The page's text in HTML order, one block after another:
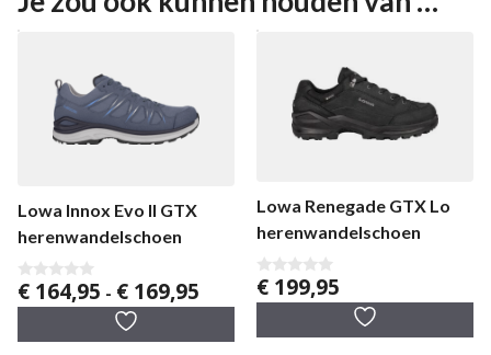
Lowa Innox Evo II GTX
herenwandelschoen
0
v
€ 164,95 - € 169,95 Prijsklasse:
€ 164,95
Lowa Renegade GTX Lo
herenwandelschoen
0
v
€ 199,95